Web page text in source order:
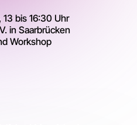
13 bis 16:30 Uhr
in Saarbrücken
Workshop